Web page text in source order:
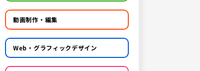
動画制作・編集
Web・グラフィックデザイン